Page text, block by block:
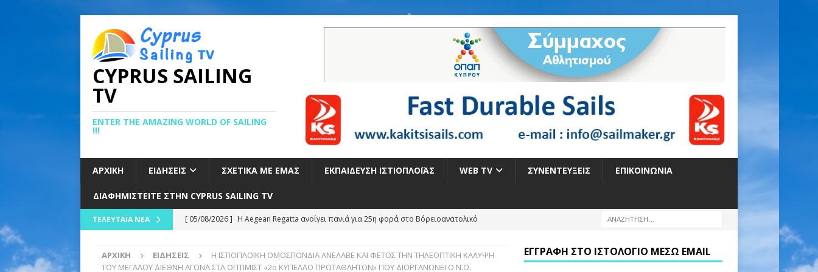
CYPRUS SAILING
TV
ENTER THE AMAZING WORLD OF SAILING
!!!
ΑΡΧΙΚΉ ΕΙΔΉΣΕΙΣ ΣΧΕΤΙΚΆ ΜΕ ΕΜΆΣ ΕΚΠΑΊΔΕΥΣΗ ΙΣΤΙΟΠΛΟΪ́ΑΣ WEB TV ΣΥΝΕΝΤΕΎΞΕΙΣ ΕΠΙΚΟΙΝΩΝΊΑ
ΔΙΑΦΗΜΙΣΤΕΊΤΕ ΣΤΗΝ CYPRUS SAILING TV
ΤΕΛΕΥΤΑΊΑ ΝΈΑ [ 05/08/2026 ] Η Aegean Regatta ανοίγει πανιά για 25η φορά στο Βόρειοανατολικό
[ 05/08/2026 ] ΚΑΛΗ ΑΡΧΗ ΓΙΑ ΤΑ ΕΛΛΗΝΙΚΑ ΠΑΝΙΑ ΣΤΟ ΠΑΓΚΟΣΜΙΟ ΠΡΩΤΑΘΛΗΜΑ ILCA 4
ΑΡΧΙΚΉ ΕΙΔΉΣΕΙΣ
Η ΙΣΤΙΟΠΛΟΪΚΗ ΟΜΟΣΠΟΝΔΙΑ ΑΝΕΛΑΒΕ ΚΑΙ ΦΕΤΟΣ ΤΗΝ ΤΗΛΕΟΠΤΙΚΗ ΚΑΛΥΨΗ
ΤΟΥ ΜΕΓΑΛΟΥ ΔΙΕΘΝΗ ΑΓΩΝΑ ΣΤΑ ΟΠΤΙΜΙΣΤ «2ο ΚΥΠΕΛΛΟ ΠΡΩΤΑΘΛΗΤΩΝ» ΠΟΥ ΔΙΟΡΓΑΝΩΝΕΙ Ο Ν.Ο.
ΕΓΓΡΑΦΉ ΣΤΟ ΙΣΤΟΛΌΓΙΟ ΜΈΣΩ EMAIL